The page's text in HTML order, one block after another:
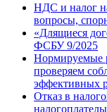
НДС и налог
вопросы,
«Длящиеся
ФСБУ 9/2025
Нормируемые
проверяем
эффективных
Отказ в